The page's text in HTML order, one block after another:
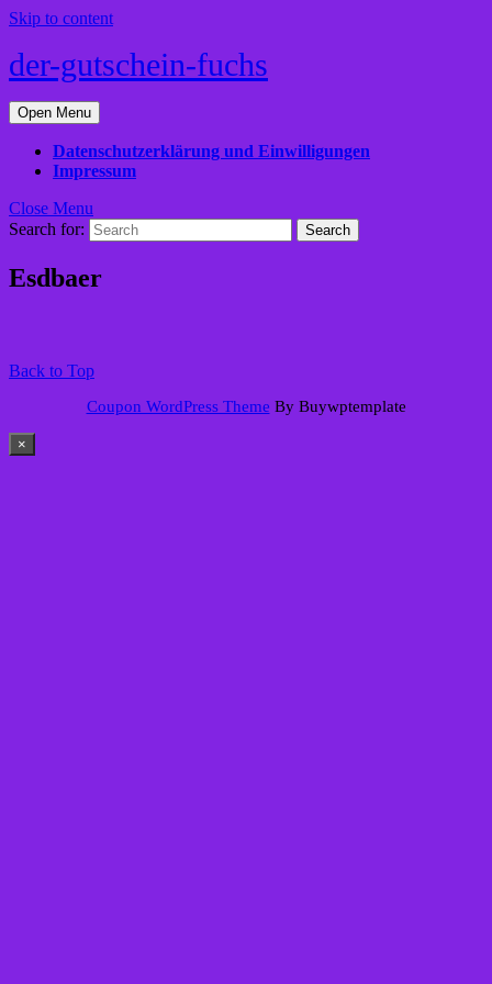
Skip to content
der-gutschein-fuchs
Open Menu
Datenschutzerklärung und Einwilligungen
Impressum
Close Menu
Search for:
Esdbaer
Back to Top
Coupon WordPress Theme By Buywptemplate
×